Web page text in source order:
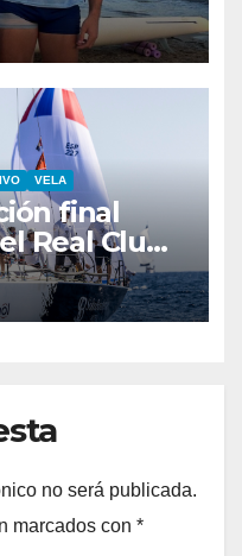
de
Sprint
VELA
final
Real Club
en la
Mapfre
no será publicada.
marcados con *